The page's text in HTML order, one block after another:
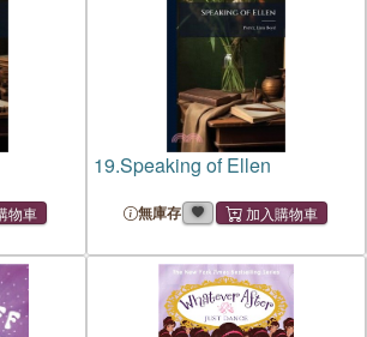
19.Speaking of Ellen
無庫存